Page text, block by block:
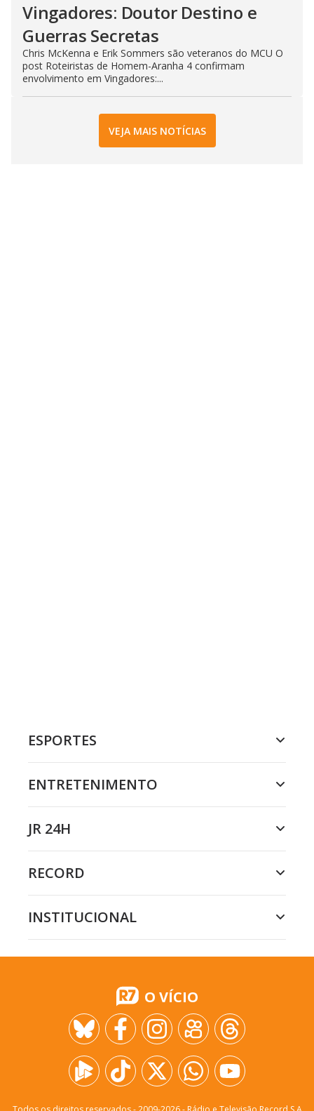
Vingadores: Doutor Destino e
Guerras Secretas
Chris McKenna e Erik Sommers são veteranos do MCU O
post Roteiristas de Homem-Aranha 4 confirmam
envolvimento em Vingadores:...
VEJA MAIS NOTÍCIAS
ESPORTES
ENTRETENIMENTO
JR 24H
RECORD
INSTITUCIONAL
O VÍCIO